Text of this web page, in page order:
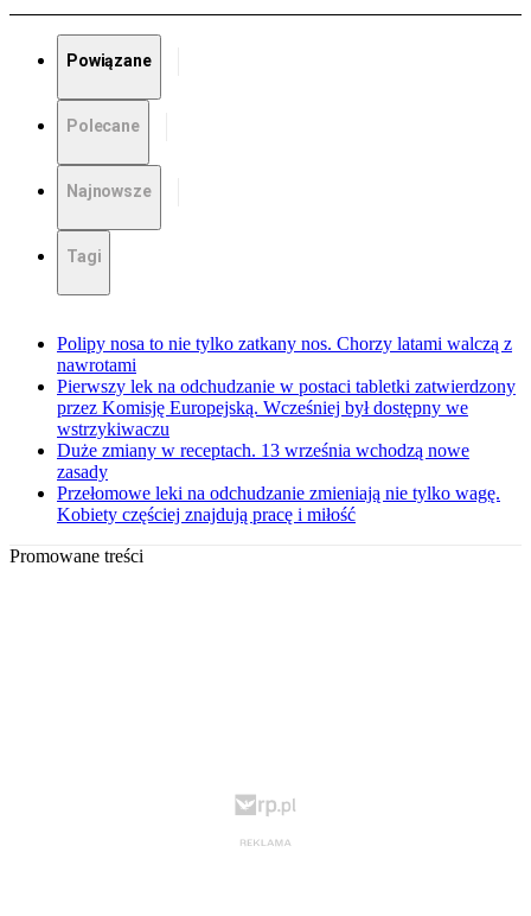
Powiązane
Polecane
Najnowsze
Tagi
Polipy nosa to nie tylko zatkany nos. Chorzy latami walczą z
nawrotami
Pierwszy lek na odchudzanie w postaci tabletki zatwierdzony
przez Komisję Europejską. Wcześniej był dostępny we
wstrzykiwaczu
Duże zmiany w receptach. 13 września wchodzą nowe
zasady
Przełomowe leki na odchudzanie zmieniają nie tylko wagę.
Kobiety częściej znajdują pracę i miłość
Promowane treści